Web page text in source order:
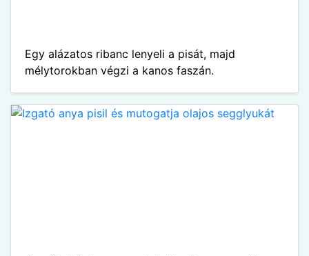
Egy alázatos ribanc lenyeli a pisát, majd
mélytorokban végzi a kanos faszán.